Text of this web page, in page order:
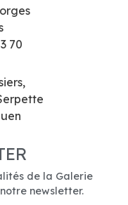
70
de la Galerie
newsletter.